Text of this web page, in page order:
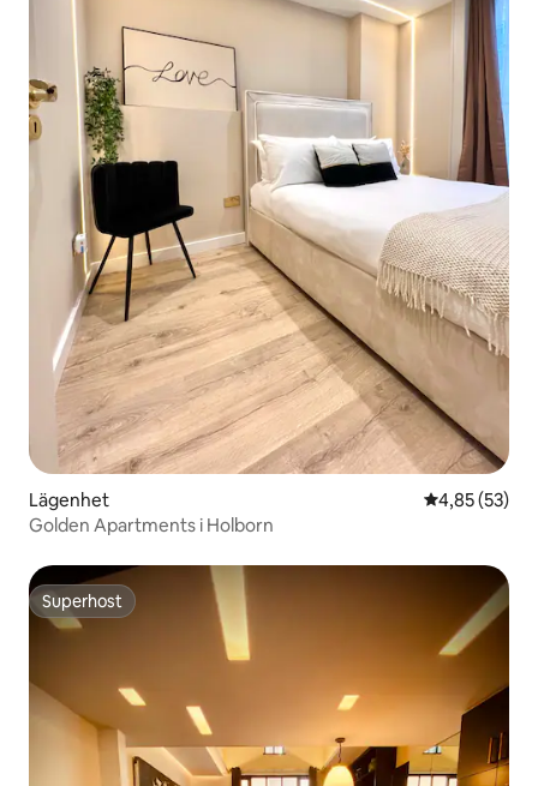
Lägenhet 4,85 av 5 i
4,85 (53)
Golden Apartments i Holborn
Superhost
Superhost